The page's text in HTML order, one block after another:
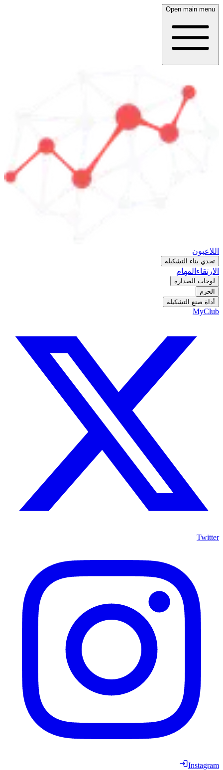
Open main menu
اللاعبون
تحدي بناء التشكيلة
الارتقاء المهام
لوحات الصدارة
الحزم
أداة صنع التشكيلة
MyClub
Twitter
Instagram